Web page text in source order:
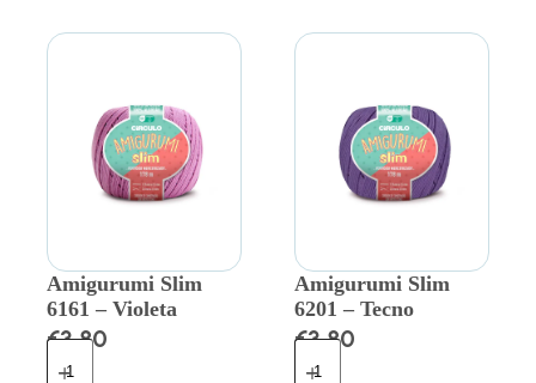
Amigurumi Slim
6161 – Violeta
€3.80
Amigurumi Slim
6201 – Tecno
€3.80